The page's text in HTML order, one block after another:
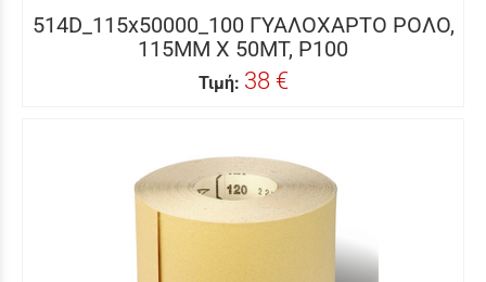
514D_115x50000_100 ΓΥΑΛΟΧΑΡΤΟ ΡΟΛΟ,
115MM X 50MΤ, P100
Τιμή: 38 €